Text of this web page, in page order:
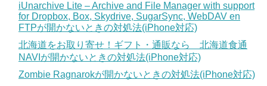
iUnarchive Lite – Archive and File Manager with support
for Dropbox, Box, Skydrive, SugarSync, WebDAV en
FTPが開かないときの対処法(iPhone対応)
北海道をお取り寄せ！ギフト・通販なら 北海道食通
NAVIが開かないときの対処法(iPhone対応)
Zombie Ragnarokが開かないときの対処法(iPhone対応)